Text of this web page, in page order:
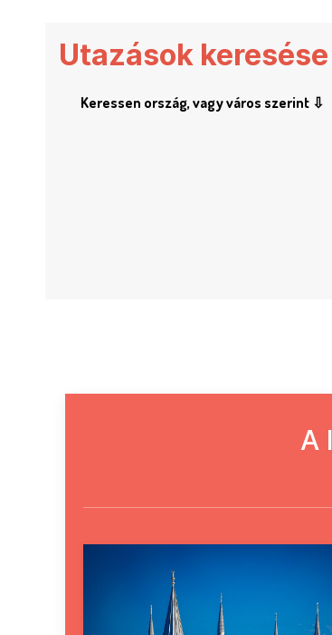
Utazások keresése
Keressen ország, vagy város szerint ⇩
A